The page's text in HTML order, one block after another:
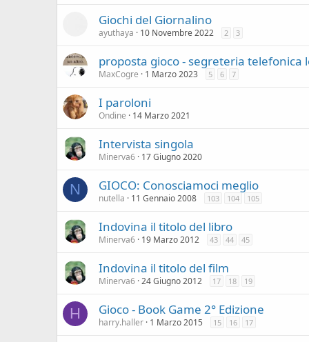
Giochi del Giornalino
ayuthaya 10 Novembre 2022 2 3
proposta gioco - segreteria telefonica
MaxCogre 1 Marzo 2023 5 6 7
I paroloni
Ondine 14 Marzo 2021
Intervista singola
Minerva6 17 Giugno 2020
N GIOCO: Conosciamoci meglio
nutella 11 Gennaio 2008 103 104 105
Indovina il titolo del libro
Minerva6 19 Marzo 2012 43 44 45
Indovina il titolo del film
Minerva6 24 Giugno 2012 17 18 19
H Gioco - Book Game 2° Edizione
harry.haller 1 Marzo 2015 15 16 17